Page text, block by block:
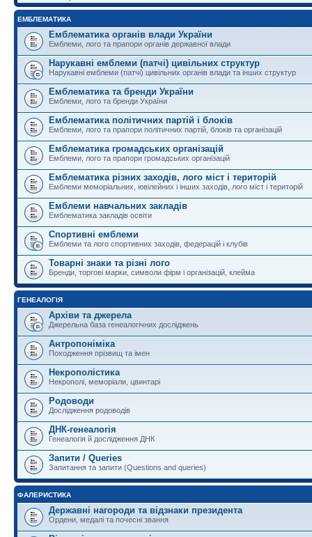
ЕМБЛЕМАТИКА
Емблематика органів влади України
Емблеми, лого та прапори органів державної влади
Нарукавні емблеми (патчі) цивільних структур
Нарукавні емблеми (патчі) цивільних органів влади та інших структур
Емблематика та бренди України
Емблеми, лого та бренди України
Емблематика політичних партій і блоків
Емблеми, лого та прапори політичних партій, блоків та організацій
Емблематика громадських організацій
Емблеми, лого та прапори громадських організацій
Емблематика різних заходів, лого міст і територій
Емблеми меморіальних, ювілейних і інших заходів, лого міст і територій
Емблеми навчальних закладів
Емблематика закладів освіти
Спортивні емблеми
Емблеми та лого спортивних заходів, федерацій і клубів
Товарні знаки та різні лого
Бренди, торгові марки, символи фірм і організацій, клейма
ГЕНЕАЛОГІЯ
Архіви та джерела
Джерельна база генеалогічних досліджень
Антропоніміка
Походження прізвищ та імен
Некрополістика
Некрополі, меморіали, цвинтарі
Родоводи
Дослідження родоводів
ДНК-генеалогія
Генеалогія й дослідження ДНК
Запити / Queries
Запитання та запити (Questions and queries)
ФАЛЕРИСТИКА
Державні нагороди та відзнаки президента
Ордени, медалі та почесні звання